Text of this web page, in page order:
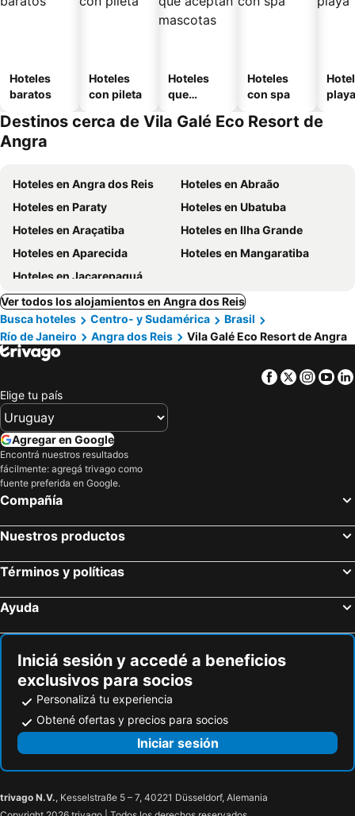
Hoteles
baratos
Hoteles
con pileta
Hoteles
que
mascotas
Hoteles
con spa
playa
Destinos cerca de Vila Galé Eco Resort de
Angra
Hoteles en Angra dos Reis
Hoteles en Abraão
Hoteles en Paraty
Hoteles en Ubatuba
Hoteles en Araçatiba
Hoteles en Ilha Grande
Hoteles en Aparecida
Hoteles en Mangaratiba
Hoteles en Jacarepaguá
Ver todos los alojamientos en Angra dos Reis
Busca hoteles
Centro- y Sudamérica
Brasil
Río de Janeiro
Angra dos Reis Vila Galé Eco Resort de Angra
Facebook
Twitter
Elige tu país
Agregar en Google
Encontrá nuestros resultados
fácilmente: agregá trivago como
fuente preferida en Google.
Compañía
Nuestros productos
Términos y políticas
Ayuda
Iniciá sesión y accedé a beneficios
exclusivos para socios
Personalizá tu experiencia
Obtené ofertas y precios para socios
Iniciar sesión
trivago N.V., Kesselstraße 5 – 7, 40221 Düsseldorf, Alemania